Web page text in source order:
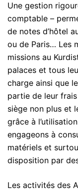
Une gestion
comptable –
de notes d’hôtel
ou de Paris… Les
missions au
palaces et tous
charge ainsi que
partie de leur
siège non plus et
grâce à
engageons à
matériels et
disposition par
Les activités des